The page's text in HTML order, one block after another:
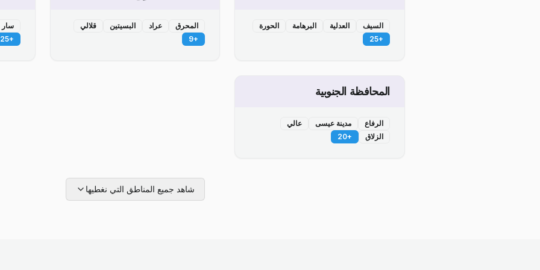
السيف العدلية البرهامة
الحورة
+
25
المحرق عراد البسيتين
قلالي
+
9
سار
+
25
المحافظة الجنوبية
الرفاع مدينة عيسى
عالي
الزلاق
+
20
شاهد جميع المناطق التي نغطيها